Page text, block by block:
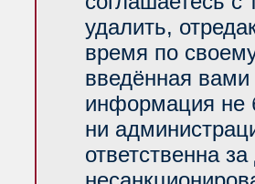
удалить,
время по
введённая
информация не
ни
ответственна